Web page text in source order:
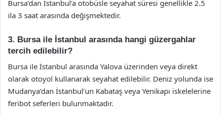
Bursa’dan İstanbul’a otobüsle seyahat süresi genellikle 2.5
ila 3 saat arasında değişmektedir.
3. Bursa ile İstanbul arasında hangi güzergahlar
tercih edilebilir?
Bursa ile İstanbul arasında Yalova üzerinden veya direkt
olarak otoyol kullanarak seyahat edilebilir. Deniz yolunda ise
Mudanya’dan İstanbul’un Kabataş veya Yenikapı iskelelerine
feribot seferleri bulunmaktadır.